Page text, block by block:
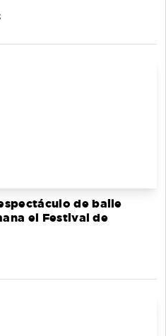
de baile
el Festival de